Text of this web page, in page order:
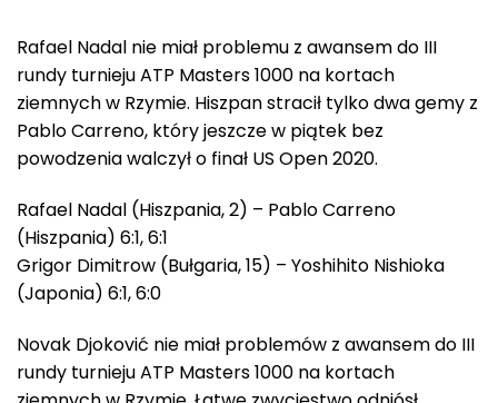
Rafael Nadal nie miał problemu z awansem do III
rundy turnieju ATP Masters 1000 na kortach
ziemnych w Rzymie. Hiszpan stracił tylko dwa gemy z
Pablo Carreno, który jeszcze w piątek bez
powodzenia walczył o finał US Open 2020.
Rafael Nadal (Hiszpania, 2) – Pablo Carreno
(Hiszpania) 6:1, 6:1
Grigor Dimitrow (Bułgaria, 15) – Yoshihito Nishioka
(Japonia) 6:1, 6:0
Novak Djoković nie miał problemów z awansem do III
rundy turnieju ATP Masters 1000 na kortach